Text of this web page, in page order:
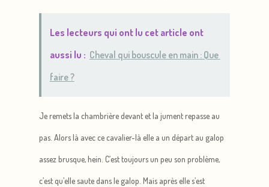
Les lecteurs qui ont lu cet article ont
aussi lu : Cheval qui bouscule en main : Que
faire ?
Je remets la chambrière devant et la jument repasse au
pas. Alors là avec ce cavalier-là elle a un départ au galop
assez brusque, hein. C’est toujours un peu son problème,
c’est qu’elle saute dans le galop. Mais après elle s’est